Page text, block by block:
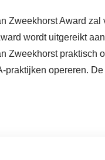
Zweekhorst Award
wordt uitgereikt
Zweekhorst praktisch
opereren.